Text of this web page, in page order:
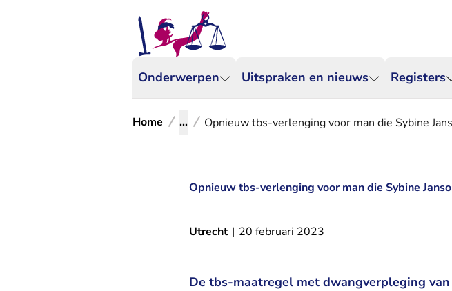
Onderwerpen Uitspraken en nieuws Registers
Home ... Opnieuw tbs-verlenging voor man die Sybine
Opnieuw tbs-verlenging voor man die Sybine
Utrecht | 20 februari 2023
De tbs-maatregel met dwangverpleging